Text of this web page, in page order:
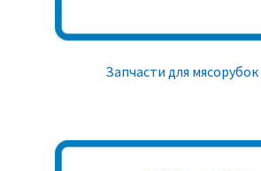
Запчасти для мясорубок